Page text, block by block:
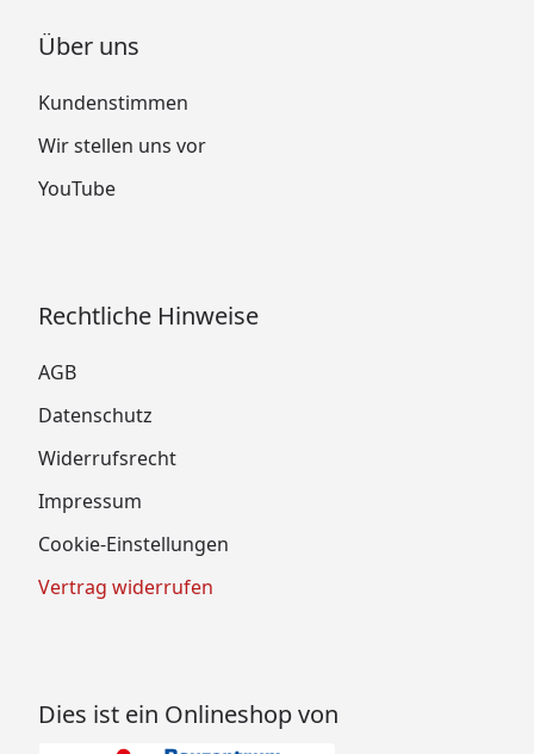
Über uns
Kundenstimmen
Wir stellen uns vor
YouTube
Rechtliche Hinweise
AGB
Datenschutz
Widerrufsrecht
Impressum
Cookie-Einstellungen
Vertrag widerrufen
Dies ist ein Onlineshop von